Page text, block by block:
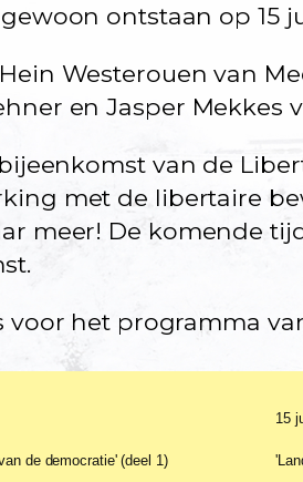
ontstaan op 15
Westerouen van
en Jasper
van de
met de libertaire
meer! De komende
voor het programma
de democratie' (deel 1)
15